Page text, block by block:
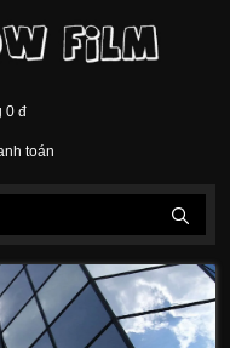
0 đ
toán